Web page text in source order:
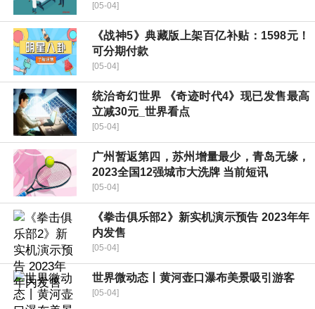
[05-04]
《战神5》典藏版上架百亿补贴：1598元！
可分期付款
[05-04]
统治奇幻世界 《奇迹时代4》现已发售最高
立减30元_世界看点
[05-04]
广州暂返第四，苏州增量最少，青岛无缘，
2023全国12强城市大洗牌 当前短讯
[05-04]
《拳击俱乐部2》新实机演示预告 2023年年
内发售
[05-04]
世界微动态丨黄河壶口瀑布美景吸引游客
[05-04]